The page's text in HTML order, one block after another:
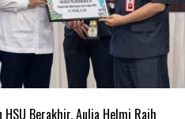
HSU Berakhir, Aulia Helmi Raih